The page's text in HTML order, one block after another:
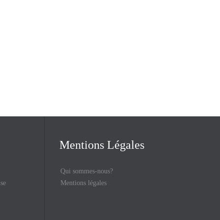
Mentions Légales
Qui sommes-nous?
Mentions légales